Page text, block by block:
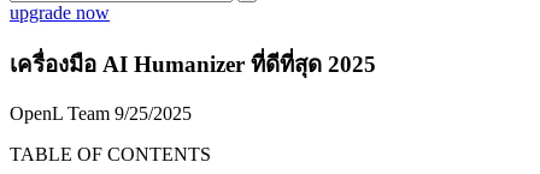
upgrade now
เครื่องมือ AI Humanizer ที่ดีที่สุด 2025
OpenL Team 9/25/2025
TABLE OF CONTENTS